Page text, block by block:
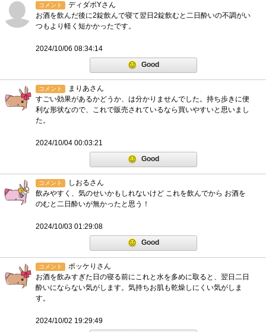
コメント
ディダボYさん
お酒を飲んだ後に2錠飲んで寝て翌日2錠飲むと二日酔いの不調がい
つもより軽く短かかったです。
2024/10/06 08:34:14
Good
コメント
まりあさん
すごい効果があるかどうか、は分かりませんでした。持ち歩きに便
利な形状なので、これで販売されているなら買いやすいと思いまし
た。
2024/10/04 00:03:21
Good
コメント
しおるさん
飲みやすく、気のせいかもしれないけど これを飲んでから お酒を
のむと二日酔いが無かったと思う！
2024/10/03 01:29:08
Good
コメント
ポッケりさん
お酒を飲みすぎた日の寝る前にこれと水を多めに取ると、翌日二日
酔いにならない気がします。気持ちお肌も乾燥しにくい気がしま
す。
2024/10/02 19:29:49